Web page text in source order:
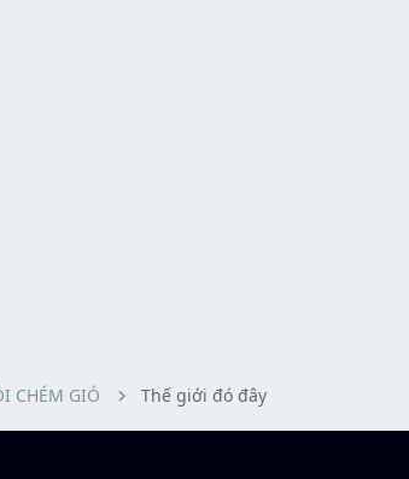
CHÉM GIÓ Thế giới đó đây